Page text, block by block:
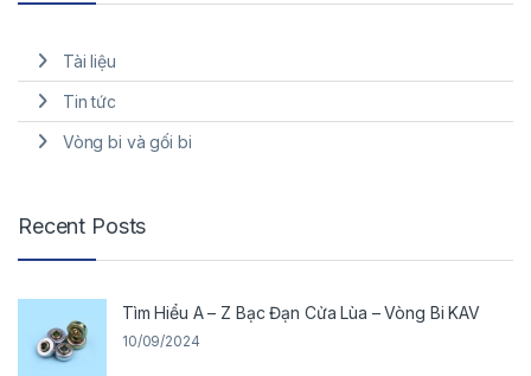
Tài liệu
Tin tức
Vòng bi và gối bi
Recent Posts
Tìm Hiểu A – Z Bạc Đạn Cửa Lùa – Vòng Bi KAV
10/09/2024